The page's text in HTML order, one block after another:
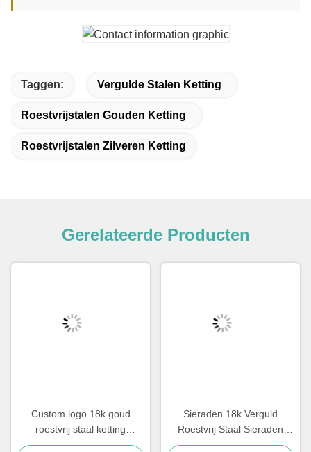
Taggen: Vergulde Stalen Ketting
Roestvrijstalen Gouden Ketting
Roestvrijstalen Zilveren Ketting
Gerelateerde Producten
Custom logo 18k goud
roestvrij staal ketting
mannen sieraden kruis
Sieraden 18k Verguld
Roestvrij Staal Sieraden
Vrouw Choker Kruis Ketting